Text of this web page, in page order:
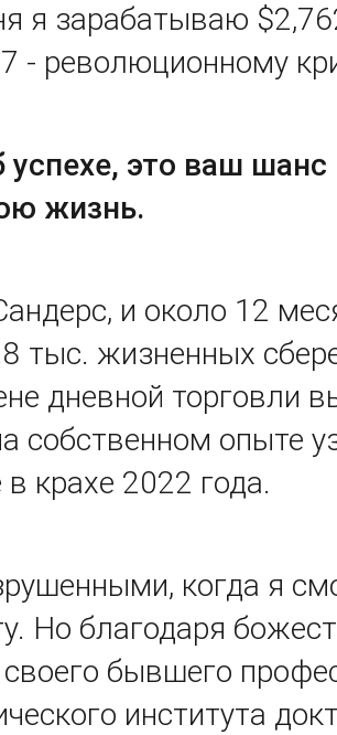
я зарабатываю
- революционному
успехе, это ваш
жизнь.
и около 12
тыс. жизненных
дневной торговли
собственном опыте
в крахе 2022 года.
когда я
Но благодаря
бывшего
института